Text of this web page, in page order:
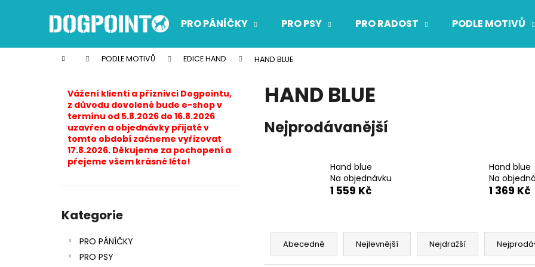
PRO PÁNÍČKY PRO PSY PRO RADOST PODLE MOTIVŮ
Domů PODLE MOTIVŮ EDICE HAND HAND BLUE
Vážení klienti a příznivci Dogpointu,
z důvodu dovolené bude e-shop v
termínu od 5.8.2026 do 16.8.2026
uzavřen a objednávky přijaté v
tomto období začneme vyřizovat
17.8.2026. Děkujeme za pochopení a
přejeme všem krásné léto!
kategorie
Kategorie
PRO PÁNÍČKY
PRO PSY
HAND BLUE
Nejprodávanější
Hand blue
Na objednávku
1 559 Kč
Hand blue
Na
1 369 Kč
Ř
z
Abecedně Nejlevnější Nejdražší
í
Zpět
do
Zpět
do
Co potřebujete najít?
Doporučujeme